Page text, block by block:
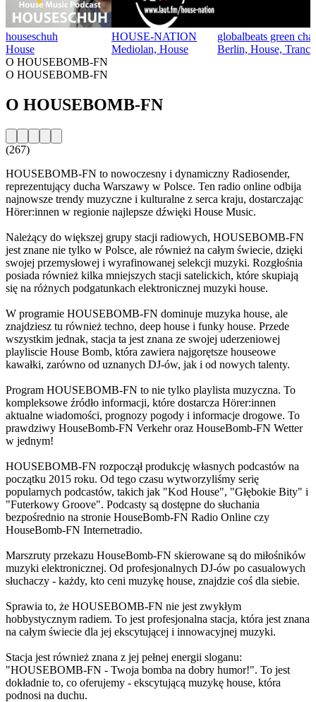
houseschuh
House
HOUSE-NATION
Mediolan, House
globalbeats green
Berlin, House,
O HOUSEBOMB-FN
O HOUSEBOMB-FN
O HOUSEBOMB-FN
(267)
HOUSEBOMB-FN to nowoczesny i dynamiczny Radiosender,
reprezentujący ducha Warszawy w Polsce. Ten radio online odbija
najnowsze trendy muzyczne i kulturalne z serca kraju, dostarczając
Hörer:innen w regionie najlepsze dźwięki House Music.
Należący do większej grupy stacji radiowych, HOUSEBOMB-FN
jest znane nie tylko w Polsce, ale również na całym świecie, dzięki
swojej przemysłowej i wyrafinowanej selekcji muzyki. Rozgłośnia
posiada również kilka mniejszych stacji satelickich, które skupiają
się na różnych podgatunkach elektronicznej muzyki house.
W programie HOUSEBOMB-FN dominuje muzyka house, ale
znajdziesz tu również techno, deep house i funky house. Przede
wszystkim jednak, stacja ta jest znana ze swojej uderzeniowej
playliscie House Bomb, która zawiera najgorętsze houseowe
kawałki, zarówno od uznanych DJ-ów, jak i od nowych talenty.
Program HOUSEBOMB-FN to nie tylko playlista muzyczna. To
kompleksowe źródło informacji, które dostarcza Hörer:innen
aktualne wiadomości, prognozy pogody i informacje drogowe. To
prawdziwy HouseBomb-FN Verkehr oraz HouseBomb-FN Wetter
w jednym!
HOUSEBOMB-FN rozpoczął produkcję własnych podcastów na
początku 2015 roku. Od tego czasu wytworzyliśmy serię
popularnych podcastów, takich jak "Kod House", "Głębokie Bity" i
"Futerkowy Groove". Podcasty są dostępne do słuchania
bezpośrednio na stronie HouseBomb-FN Radio Online czy
HouseBomb-FN Internetradio.
Marszruty przekazu HouseBomb-FN skierowane są do miłośników
muzyki elektronicznej. Od profesjonalnych DJ-ów po casualowych
słuchaczy - każdy, kto ceni muzykę house, znajdzie coś dla siebie.
Sprawia to, że HOUSEBOMB-FN nie jest zwykłym
hobbystycznym radiem. To jest profesjonalna stacja, która jest znana
na całym świecie dla jej ekscytującej i innowacyjnej muzyki.
Stacja jest również znana z jej pełnej energii sloganu:
"HOUSEBOMB-FN - Twoja bomba na dobry humor!". To jest
dokładnie to, co oferujemy - ekscytującą muzykę house, która
podnosi na duchu.